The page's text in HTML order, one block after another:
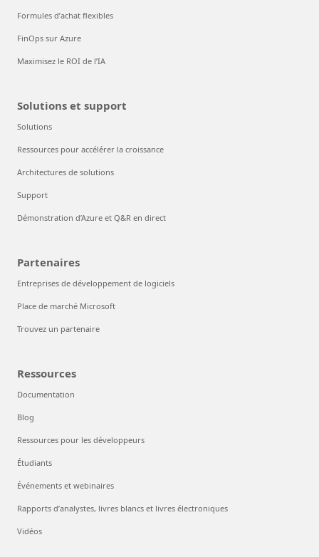
Formules d’achat flexibles
FinOps sur Azure
Maximisez le ROI de l’IA
Solutions et support
Solutions
Ressources pour accélérer la croissance
Architectures de solutions
Support
Démonstration d’Azure et Q&R en direct
Partenaires
Entreprises de développement de logiciels
Place de marché Microsoft
Trouvez un partenaire
Ressources
Documentation
Blog
Ressources pour les développeurs
Étudiants
Événements et webinaires
Rapports d’analystes, livres blancs et livres électroniques
Vidéos